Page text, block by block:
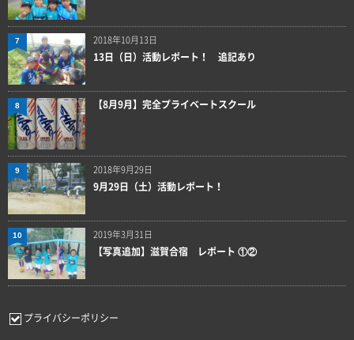
2018年10月13日
13日（日）活動レポート！ 追記あり
7
【8月9月】完全プライベートスクール
8
2018年9月29日
9月29日（土）活動レポート！
9
2019年3月31日
【写真追加】滋賀合宿 レポート ①②
10
プライバシーポリシー